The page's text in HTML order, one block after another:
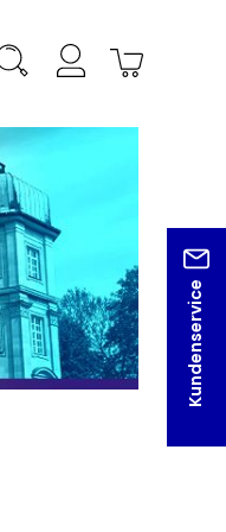
Kundenservice